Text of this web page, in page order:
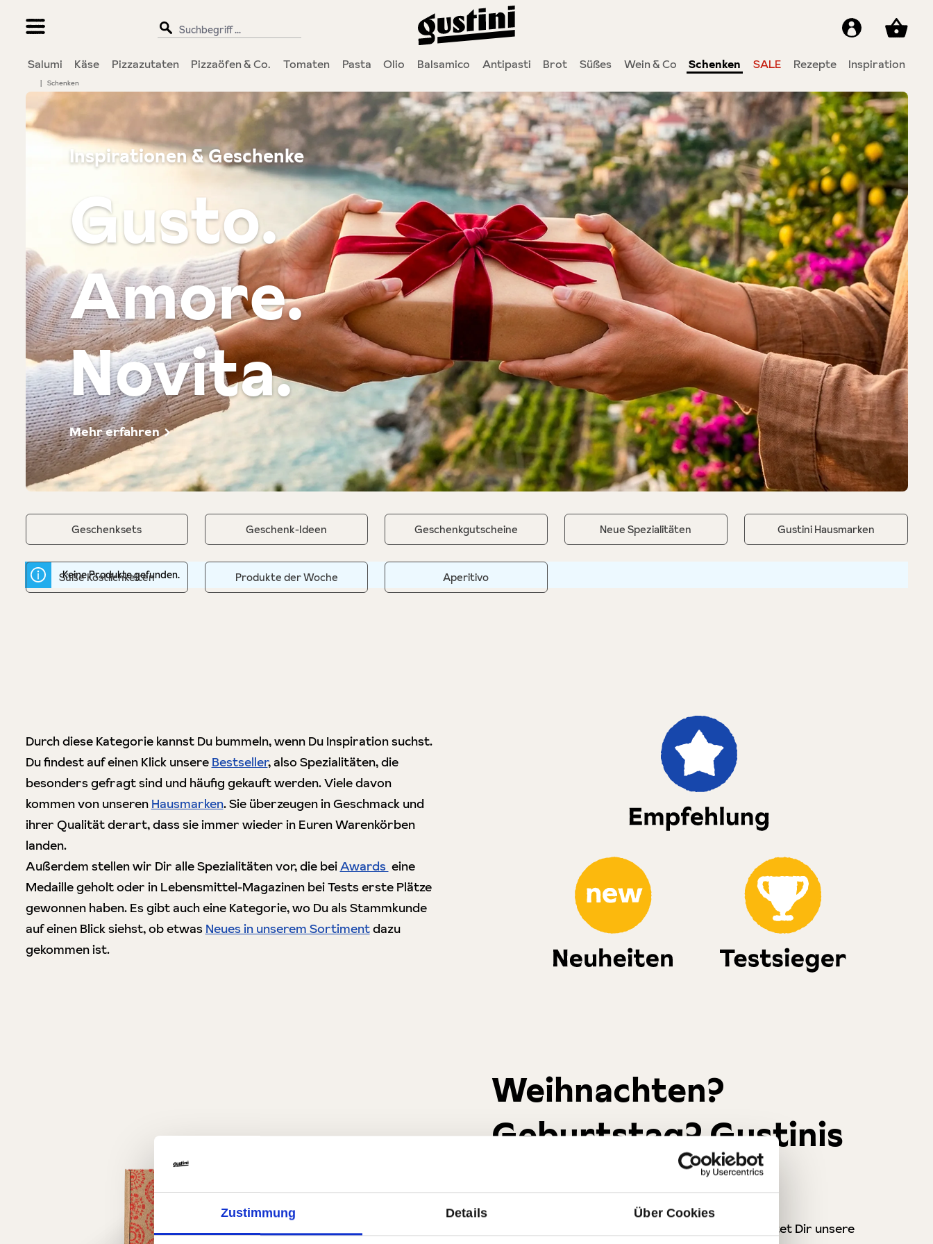
Zustimmung Details Über Cookies
Salumi Käse Pizzazutaten Pizzaöfen & Co. Tomaten Pasta Olio Balsamico Antipasti Brot Süßes Wein & Co Schenken SALE Rezepte Inspiration
| Schenken
Inspirationen & Geschenke
Gusto.
Amore.
Novita.
Mehr erfahren
Geschenksets Geschenk-Ideen Geschenkgutscheine Neue Spezialitäten Gustini Hausmarken
Süße Köstlichkeiten Produkte der Woche Aperitivo
Keine Produkte gefunden.
Durch diese Kategorie kannst Du bummeln, wenn Du Inspiration suchst.
Du findest auf einen Klick unsere Bestseller, also Spezialitäten, die
besonders gefragt sind und häufig gekauft werden. Viele davon
kommen von unseren Hausmarken. Sie überzeugen in Geschmack und
ihrer Qualität derart, dass sie immer wieder in Euren Warenkörben
landen.
Außerdem stellen wir Dir alle Spezialitäten vor, die beiAwards eine
Medaille geholt oder in Lebensmittel-Magazinen bei Tests erste Plätze
gewonnen haben. Es gibt auch eine Kategorie, wo Du als Stammkunde
auf einen Blick siehst, ob etwas Neues in unserem Sortimentdazu
gekommen ist.
Weihnachten?
Geburtstag? Gustinis
Geschenkideen!
bietet Dir unsere